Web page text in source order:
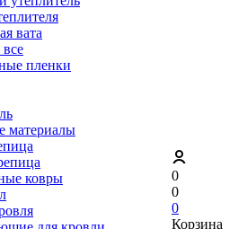
вата
все
пленки
материалы
ковры
0
0
0
Корзина